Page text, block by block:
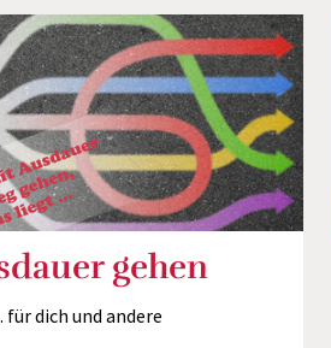
gehen
für dich und andere